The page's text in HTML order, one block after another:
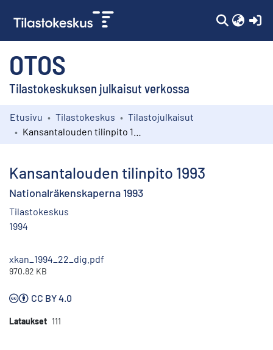
OTOS
Tilastokeskuksen julkaisut verkossa
Kokoelmat
Etusivu Tilastokeskus
Tilastojulkaisut
Kansantalouden tilinpito 1993
Nationalräkenskaperna 1993
Tilastokeskus
1994
xkan_1994_22_dig.pdf
970.82 KB
CC BY 4.0
Lataukset 111